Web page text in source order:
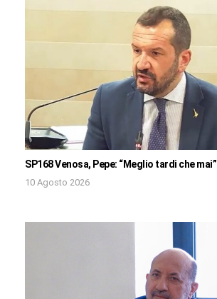
SP168 Venosa, Pepe: “Meglio tardi che mai”
10 Agosto 2026